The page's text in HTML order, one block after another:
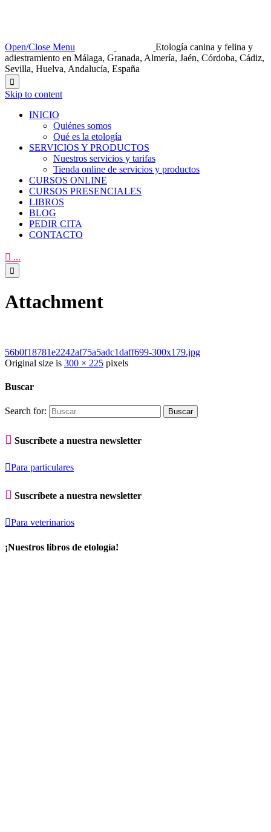
Open/Close Menu
Etología canina y felina y
adiestramiento en Málaga, Granada, Almería, Jaén, Córdoba, Cádiz,
Sevilla, Huelva, Andalucía, España

Skip to content
INICIO
Quiénes somos
Qué es la etología
SERVICIOS Y PRODUCTOS
Nuestros servicios y tarifas
Tienda online de servicios y productos
CURSOS ONLINE
CURSOS PRESENCIALES
LIBROS
BLOG
PEDIR CITA
CONTACTO
 ...

Attachment
56b0f18781e2242af75a5adc1daff699-300x179.jpg
Original size is 300 × 225 pixels
Buscar
Search for:
 Suscríbete a nuestra newsletter
Para particulares
 Suscríbete a nuestra newsletter
Para veterinarios
¡Nuestros libros de etología!